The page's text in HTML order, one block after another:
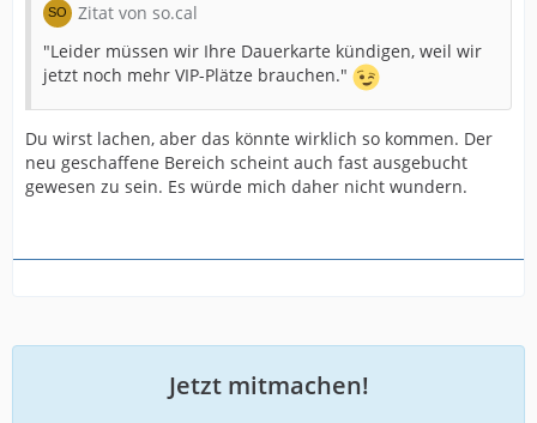
Zitat von so.cal
"Leider müssen wir Ihre Dauerkarte kündigen, weil wir
jetzt noch mehr VIP-Plätze brauchen."
Du wirst lachen, aber das könnte wirklich so kommen. Der
neu geschaffene Bereich scheint auch fast ausgebucht
gewesen zu sein. Es würde mich daher nicht wundern.
Jetzt mitmachen!